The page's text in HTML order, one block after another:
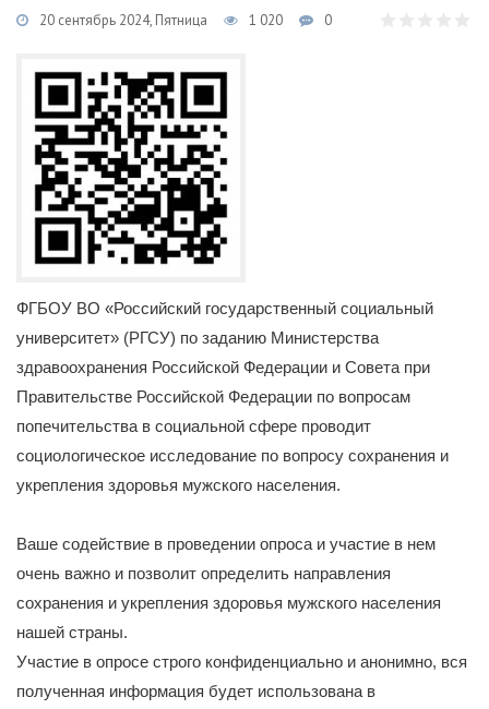
20 сентябрь 2024, Пятница 1 020 0
ФГБОУ ВО «Российский государственный социальный
университет» (РГСУ) по заданию Министерства
здравоохранения Российской Федерации и Совета при
Правительстве Российской Федерации по вопросам
попечительства в социальной сфере проводит
социологическое исследование по вопросу сохранения и
укрепления здоровья мужского населения.
Ваше содействие в проведении опроса и участие в нем
очень важно и позволит определить направления
сохранения и укрепления здоровья мужского населения
нашей страны.
Участие в опросе строго конфиденциально и анонимно, вся
полученная информация будет использована в